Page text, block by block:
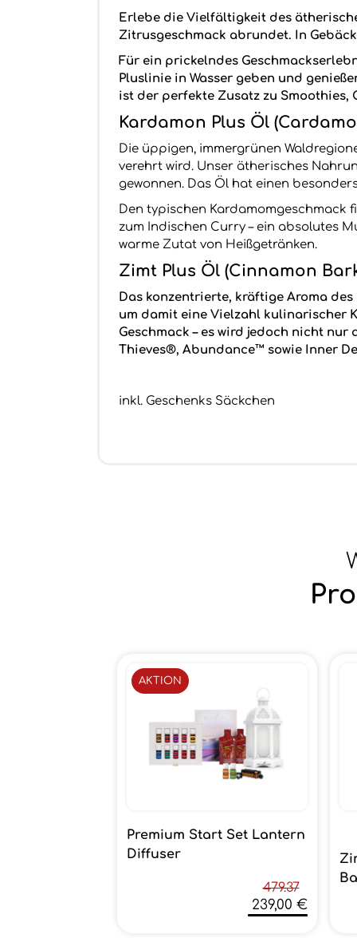
Erlebe die Vielfältigkeit des
Zitrusgeschmack abrundet. In
Für ein prickelndes
Pluslinie in Wasser geben und
ist der perfekte Zusatz zu Smoothies,
Kardamon Plus Öl
Die üppigen, immergrünen
verehrt wird. Unser ätherisches
gewonnen. Das Öl hat einen
Den typischen Kardamomgeschmack
zum Indischen Curry – ein absolutes
warme Zutat von Heißgetränken.
Zimt Plus Öl (Cinnamon
Das konzentrierte, kräftige Aroma
um damit eine Vielzahl kulinarischer
Geschmack – es wird jedoch nicht
Thieves®, Abundance™ sowie Inner
inkl. Geschenks Säckchen
Premium Start Set Lantern
Diffuser
479.37
239,00 €
AKTION